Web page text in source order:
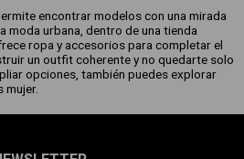
encontrar modelos con una mirada
moda urbana, dentro de una tienda
ropa y accesorios para completar el
un outfit coherente y no quedarte solo
opciones, también puedes explorar
mujer.